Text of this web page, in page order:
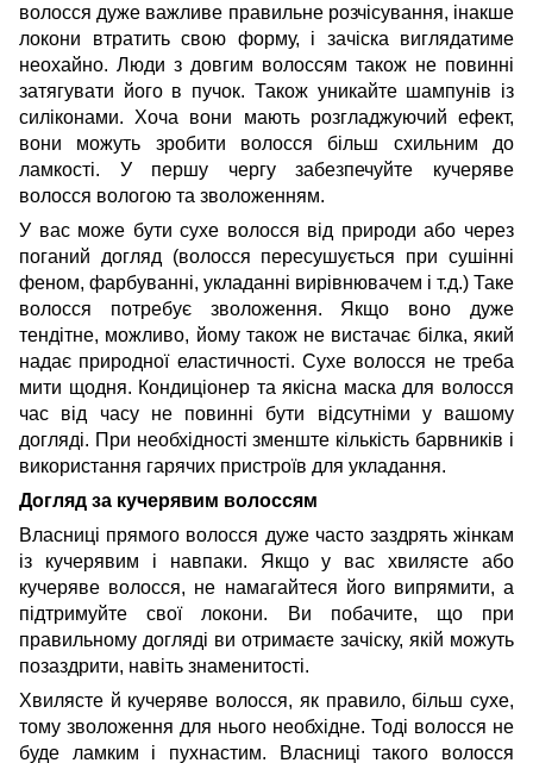
волосся дуже важливе правильне розчісування, інакше
локони втратить свою форму, і зачіска виглядатиме
неохайно. Люди з довгим волоссям також не повинні
затягувати його в пучок. Також уникайте шампунів із
силіконами. Хоча вони мають розгладжуючий ефект,
вони можуть зробити волосся більш схильним до
ламкості. У першу чергу забезпечуйте кучеряве
волосся вологою та зволоженням.
У вас може бути сухе волосся від природи або через
поганий догляд (волосся пересушується при сушінні
феном, фарбуванні, укладанні вирівнювачем і т.д.) Таке
волосся потребує зволоження. Якщо воно дуже
тендітне, можливо, йому також не вистачає білка, який
надає природної еластичності. Сухе волосся не треба
мити щодня. Кондиціонер та якісна маска для волосся
час від часу не повинні бути відсутніми у вашому
догляді. При необхідності зменште кількість барвників і
використання гарячих пристроїв для укладання.
Догляд за кучерявим волоссям
Власниці прямого волосся дуже часто заздрять жінкам
із кучерявим і навпаки. Якщо у вас хвилясте або
кучеряве волосся, не намагайтеся його випрямити, а
підтримуйте свої локони. Ви побачите, що при
правильному догляді ви отримаєте зачіску, якій можуть
позаздрити, навіть знаменитості.
Хвилясте й кучеряве волосся, як правило, більш сухе,
тому зволоження для нього необхідне. Тоді волосся не
буде ламким і пухнастим. Власниці такого волосся